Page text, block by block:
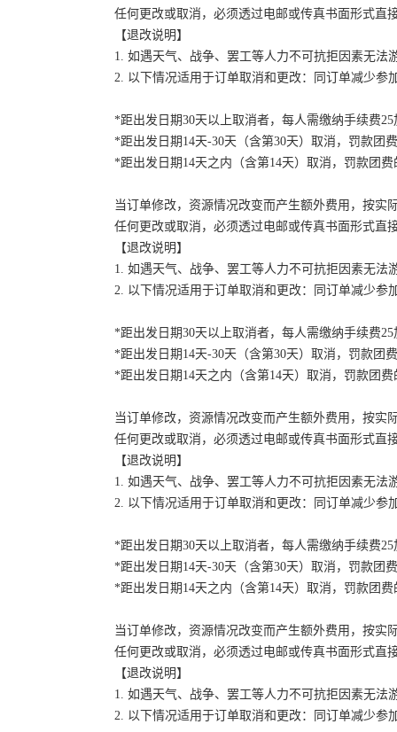
任何更改或取消，必须透过电邮或传真书面形式直
【退改说明】
1. 如遇天气、战争、罢工等人力不可抗拒因素无
2. 以下情况适用于订单取消和更改：同订单减少
*距出发日期30天以上取消者，每人需缴纳手续费
*距出发日期14天-30天（含第30天）取消，罚款团
*距出发日期14天之内（含第14天）取消，罚款团费
当订单修改，资源情况改变而产生额外费用，按实
任何更改或取消，必须透过电邮或传真书面形式直
【退改说明】
1. 如遇天气、战争、罢工等人力不可抗拒因素无
2. 以下情况适用于订单取消和更改：同订单减少
*距出发日期30天以上取消者，每人需缴纳手续费
*距出发日期14天-30天（含第30天）取消，罚款团
*距出发日期14天之内（含第14天）取消，罚款团费
当订单修改，资源情况改变而产生额外费用，按实
任何更改或取消，必须透过电邮或传真书面形式直
【退改说明】
1. 如遇天气、战争、罢工等人力不可抗拒因素无
2. 以下情况适用于订单取消和更改：同订单减少
*距出发日期30天以上取消者，每人需缴纳手续费
*距出发日期14天-30天（含第30天）取消，罚款团
*距出发日期14天之内（含第14天）取消，罚款团费
当订单修改，资源情况改变而产生额外费用，按实
任何更改或取消，必须透过电邮或传真书面形式直
【退改说明】
1. 如遇天气、战争、罢工等人力不可抗拒因素无
2. 以下情况适用于订单取消和更改：同订单减少